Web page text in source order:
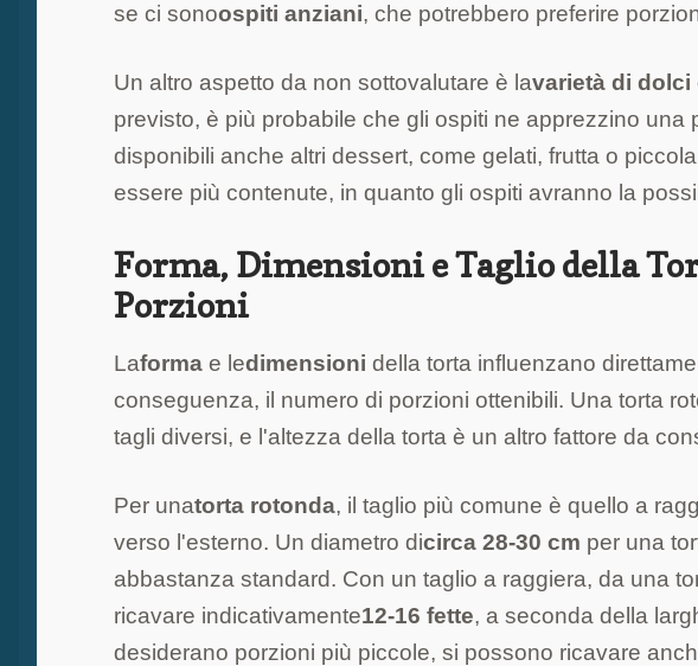
se ci sonoospiti anziani, che potrebbero preferire
Un altro aspetto da non sottovalutare è lavarietà di dolci
previsto, è più probabile che gli ospiti ne apprezzino
disponibili anche altri dessert, come gelati, frutta o
essere più contenute, in quanto gli ospiti avranno la
Forma, Dimensioni e Taglio della
Porzioni
Laforma e ledimensioni della torta influenzano
conseguenza, il numero di porzioni ottenibili. Una torta
tagli diversi, e l'altezza della torta è un altro fattore da
Per unatorta rotonda, il taglio più comune è quello a
verso l'esterno. Un diametro dicirca 28-30 cm per una
abbastanza standard. Con un taglio a raggiera, da una
ricavare indicativamente12-16 fette, a seconda della
desiderano porzioni più piccole, si possono ricavare